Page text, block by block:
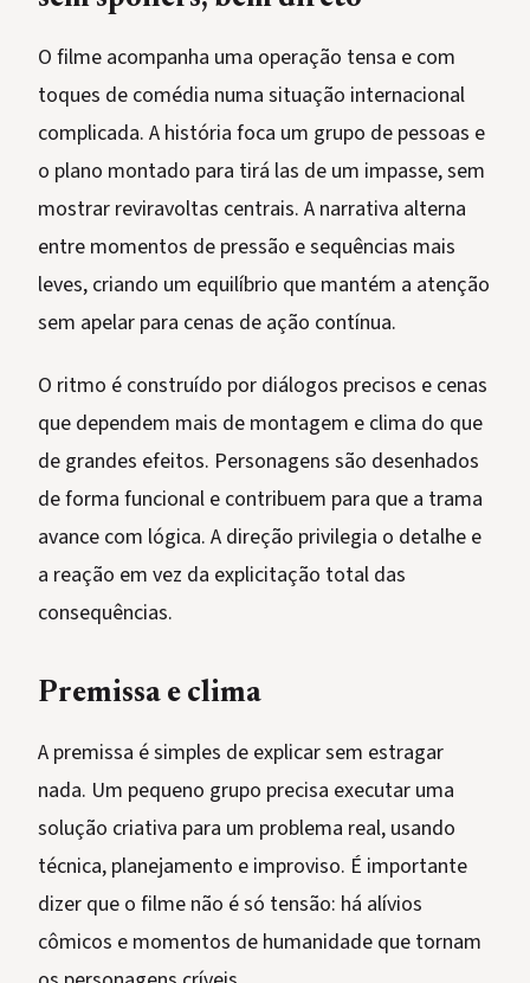
O filme acompanha uma operação tensa e com
toques de comédia numa situação internacional
complicada. A história foca um grupo de pessoas e
o plano montado para tirá las de um impasse, sem
mostrar reviravoltas centrais. A narrativa alterna
entre momentos de pressão e sequências mais
leves, criando um equilíbrio que mantém a atenção
sem apelar para cenas de ação contínua.
O ritmo é construído por diálogos precisos e cenas
que dependem mais de montagem e clima do que
de grandes efeitos. Personagens são desenhados
de forma funcional e contribuem para que a trama
avance com lógica. A direção privilegia o detalhe e
a reação em vez da explicitação total das
consequências.
Premissa e clima
A premissa é simples de explicar sem estragar
nada. Um pequeno grupo precisa executar uma
solução criativa para um problema real, usando
técnica, planejamento e improviso. É importante
dizer que o filme não é só tensão: há alívios
cômicos e momentos de humanidade que tornam